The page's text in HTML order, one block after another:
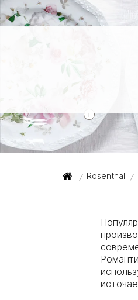
+
/ Rosenthal /